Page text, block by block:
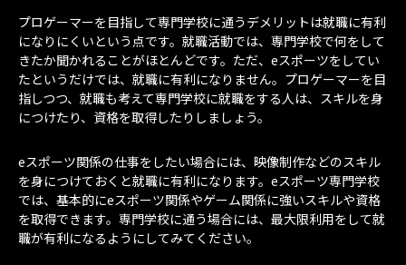
プロゲーマーを目指して専門学校に通うデメリットは就職に有利
になりにくいという点です。就職活動では、専門学校で何をして
きたか聞かれることがほとんどです。ただ、eスポーツをしてい
たというだけでは、就職に有利になりません。プロゲーマーを目
指しつつ、就職も考えて専門学校に就職をする人は、スキルを身
につけたり、資格を取得したりしましょう。
eスポーツ関係の仕事をしたい場合には、映像制作などのスキル
を身につけておくと就職に有利になります。eスポーツ専門学校
では、基本的にeスポーツ関係やゲーム関係に強いスキルや資格
を取得できます。専門学校に通う場合には、最大限利用をして就
職が有利になるようにしてみてください。